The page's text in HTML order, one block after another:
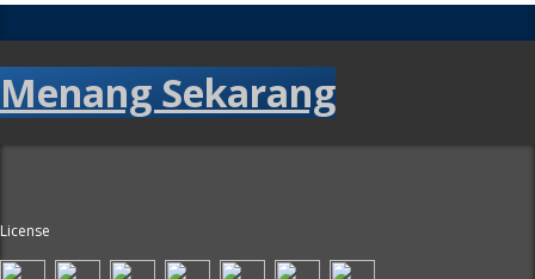
Menang Sekarang
License